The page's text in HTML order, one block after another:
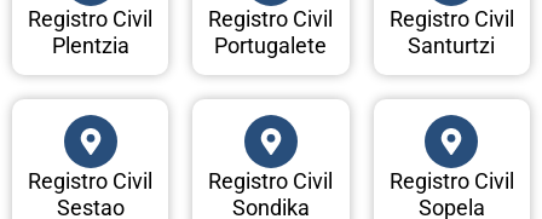
Registro Civil
Plentzia
Registro Civil
Portugalete
Registro Civil
Santurtzi
Registro Civil
Sestao
Registro Civil
Sondika
Registro Civil
Sopela